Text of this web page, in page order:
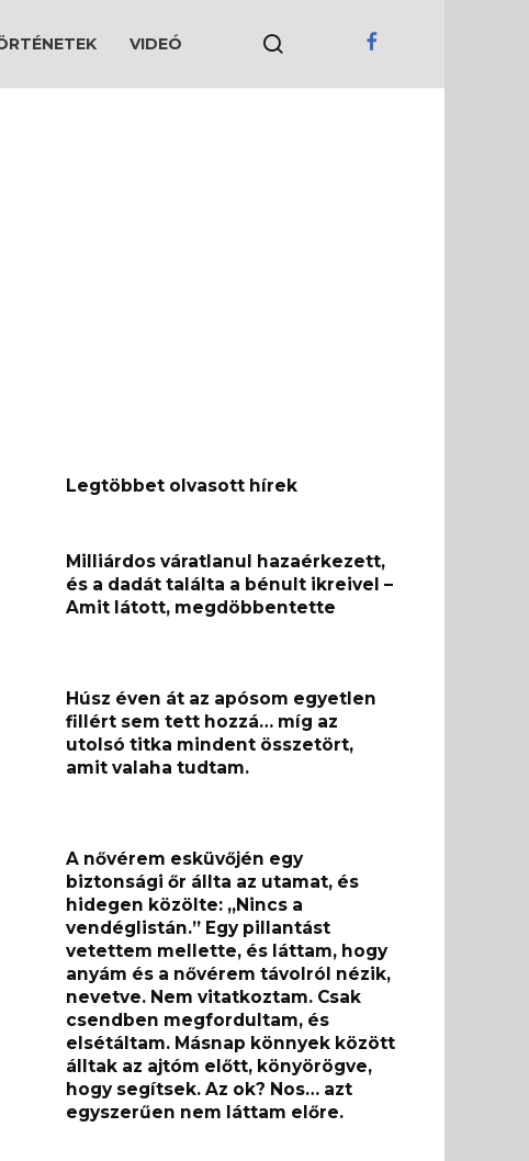
VIDEÓ
Legtöbbet olvasott hírek
Milliárdos váratlanul hazaérkezett,
és a dadát találta a bénult ikreivel –
Amit látott, megdöbbentette
Húsz éven át az apósom egyetlen
fillért sem tett hozzá… míg az
utolsó titka mindent összetört,
amit valaha tudtam.
A nővérem esküvőjén egy
biztonsági őr állta az utamat, és
hidegen közölte: „Nincs a
vendéglistán.” Egy pillantást
vetettem mellette, és láttam, hogy
anyám és a nővérem távolról nézik,
nevetve. Nem vitatkoztam. Csak
csendben megfordultam, és
elsétáltam. Másnap könnyek között
álltak az ajtóm előtt, könyörögve,
hogy segítsek. Az ok? Nos… azt
egyszerűen nem láttam előre.